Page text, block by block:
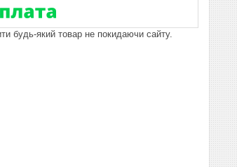
будь-який товар не покидаючи сайту.